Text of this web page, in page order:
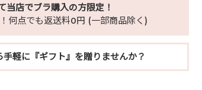
当店でブラ購入の方限定！
何点でも返送料0円 (一部商品除く)
手軽に『ギフト』を贈りませんか？